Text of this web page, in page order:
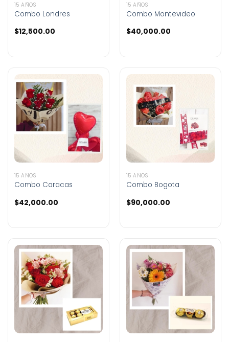
15 AÑOS
Combo Londres
$12,500.00
15 AÑOS
Combo Montevideo
$40,000.00
15 AÑOS
Combo Caracas
$42,000.00
15 AÑOS
Combo Bogota
$90,000.00